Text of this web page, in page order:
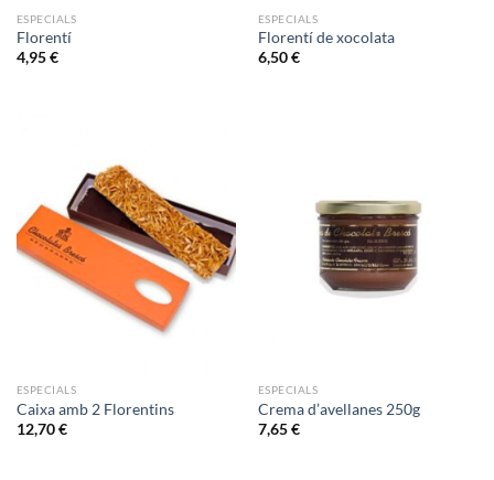
ESPECIALS
Florentí
4,95€
ESPECIALS
Florentí de xocolata
6,50€
ESPECIALS
Caixa amb 2 Florentins
12,70€
ESPECIALS
Crema d’avellanes 250g
7,65€